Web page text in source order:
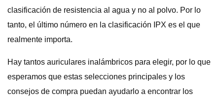
clasificación de resistencia al agua y no al polvo. Por lo
tanto, el último número en la clasificación IPX es el que
realmente importa.
Hay tantos auriculares inalámbricos para elegir, por lo que
esperamos que estas selecciones principales y los
consejos de compra puedan ayudarlo a encontrar los